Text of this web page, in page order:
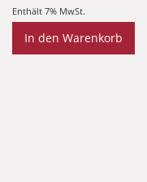
Enthält 7% MwSt.
In den Warenkorb